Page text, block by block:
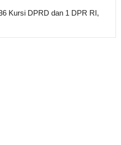
Kursi DPRD dan 1 DPR RI,